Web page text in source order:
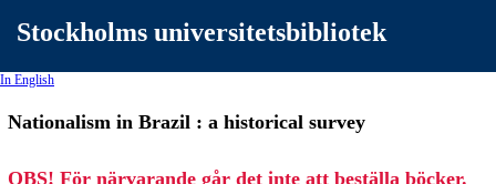
Stockholms universitetsbibliotek
In English
Nationalism in Brazil : a historical survey
OBS! För närvarande går det inte att beställa böcker.